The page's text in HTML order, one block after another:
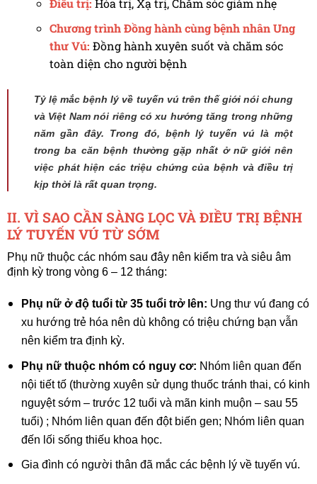
Điều trị: Hóa trị, Xạ trị, Chăm sóc giảm nhẹ
Chương trình Đồng hành cùng bệnh nhân Ung
thư Vú: Đồng hành xuyên suốt và chăm sóc
toàn diện cho người bệnh
Tỷ lệ mắc bệnh lý về tuyến vú trên thế giới nói chung
và Việt Nam nói riêng có xu hướng tăng trong những
năm gần đây. Trong đó, bệnh lý tuyến vú là một
trong ba căn bệnh thường gặp nhất ở nữ giới nên
việc phát hiện các triệu chứng của bệnh và điều trị
kịp thời là rất quan trọng.
II. VÌ SAO CẦN SÀNG LỌC VÀ ĐIỀU TRỊ BỆNH
LÝ TUYẾN VÚ TỪ SỚM
Phụ nữ thuộc các nhóm sau đây nên kiểm tra và siêu âm
định kỳ trong vòng 6 – 12 tháng:
Phụ nữ ở độ tuổi từ 35 tuổi trở lên: Ung thư vú đang có
xu hướng trẻ hóa nên dù không có triệu chứng bạn vẫn
nên kiểm tra định kỳ.
Phụ nữ thuộc nhóm có nguy cơ: Nhóm liên quan đến
nội tiết tố (thường xuyên sử dụng thuốc tránh thai, có kinh
nguyệt sớm – trước 12 tuổi và mãn kinh muộn – sau 55
tuổi) ; Nhóm liên quan đến đột biến gen; Nhóm liên quan
đến lối sống thiếu khoa học.
Gia đình có người thân đã mắc các bệnh lý về tuyến vú.